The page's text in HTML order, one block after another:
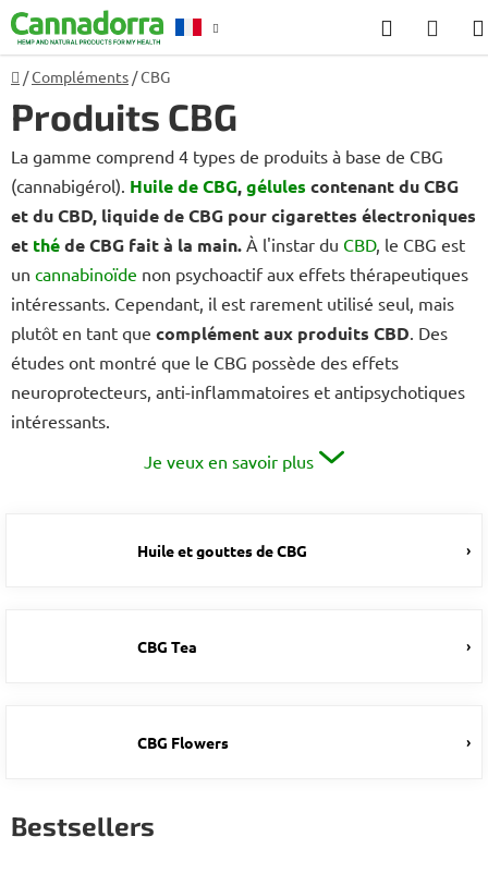
Aller
au
contenu
Accueil
/Compléments /CBG
Produits CBG
La gamme comprend 4 types de produits à base de CBG
(cannabigérol). Huile de CBG,gélules contenant du CBG
et du CBD, liquide de CBG pour cigarettes électroniques
et théde CBG fait à la main. À l'instar du CBD, le CBG est
un cannabinoïde non psychoactif aux effets thérapeutiques
intéressants. Cependant, il est rarement utilisé seul, mais
plutôt en tant que complément aux produits CBD. Des
études ont montré que le CBG possède des effets
neuroprotecteurs, anti-inflammatoires et antipsychotiques
intéressants.
Je veux en savoir plus
Huile et gouttes de CBG
CBG Tea
CBG Flowers
Bestsellers